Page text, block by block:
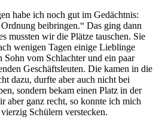
habe ich noch gut im Gedächtnis:
beibringen.
Das ging dann
mussten wir die Plätze tauschen. Sie
wenigen Tagen einige Lieblinge
Sohn vom Schlachter und ein paar
Geschäftsleuten. Die kamen in die
dazu, durfte aber auch nicht bei
sondern bekam einen Platz in der
aber ganz recht, so konnte ich mich
Schülern verstecken.